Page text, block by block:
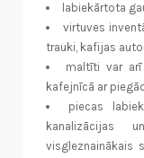
labiekārtota
virtuves
trauki, kafijas
maltīti var
kafejnīcā ar
piecas
kanalizācijas
visgleznainākais